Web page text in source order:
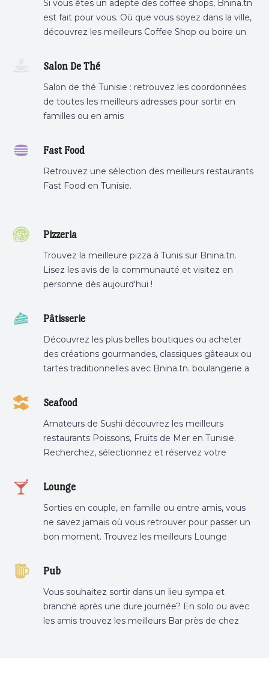
Si vous êtes un adepte des coffee shops, Bnina.tn
est fait pour vous. Où que vous soyez dans la ville,
découvrez les meilleurs Coffee Shop ou boire un
Salon De Thé
Salon de thé Tunisie : retrouvez les coordonnées
de toutes les meilleurs adresses pour sortir en
familles ou en amis
Fast Food
Retrouvez une sélection des meilleurs restaurants
Fast Food en Tunisie.
Pizzeria
Trouvez la meilleure pizza à Tunis sur Bnina.tn.
Lisez les avis de la communauté et visitez en
personne dès aujourd'hui !
Pâtisserie
Découvrez les plus belles boutiques ou acheter
des créations gourmandes, classiques gâteaux ou
tartes traditionnelles avec Bnina.tn. boulangerie a
tunis, pâtisserie sousse .
Seafood
Amateurs de Sushi découvrez les meilleurs
restaurants Poissons, Fruits de Mer en Tunisie.
Recherchez, sélectionnez et réservez votre
Lounge
Sorties en couple, en famille ou entre amis, vous
ne savez jamais où vous retrouver pour passer un
bon moment. Trouvez les meilleurs Lounge
Pub
Vous souhaitez sortir dans un lieu sympa et
branché après une dure journée? En solo ou avec
les amis trouvez les meilleurs Bar près de chez